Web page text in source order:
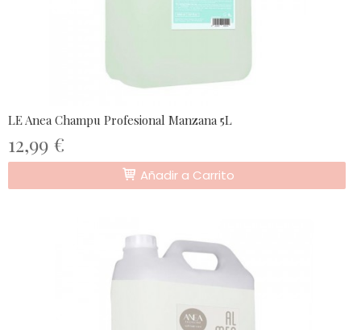
LE Anea Champu Profesional Manzana 5L
12,99 €
Añadir a Carrito